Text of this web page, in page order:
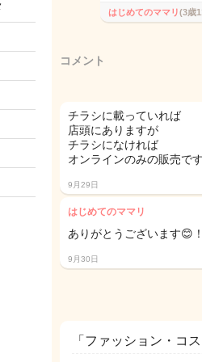
はじめてのママリ(3歳
コメント
チラシに載っていれば
店頭にありますが
チラシになければ
オンラインのみの販売で
9月29日
はじめてのママリ
ありがとうございます😊！
9月30日
「ファッション・コ